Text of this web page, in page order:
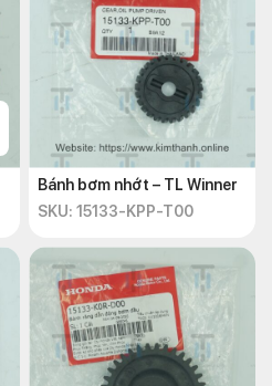
Bánh bơm nhớt – TL Winner
SKU: 15133-KPP-T00